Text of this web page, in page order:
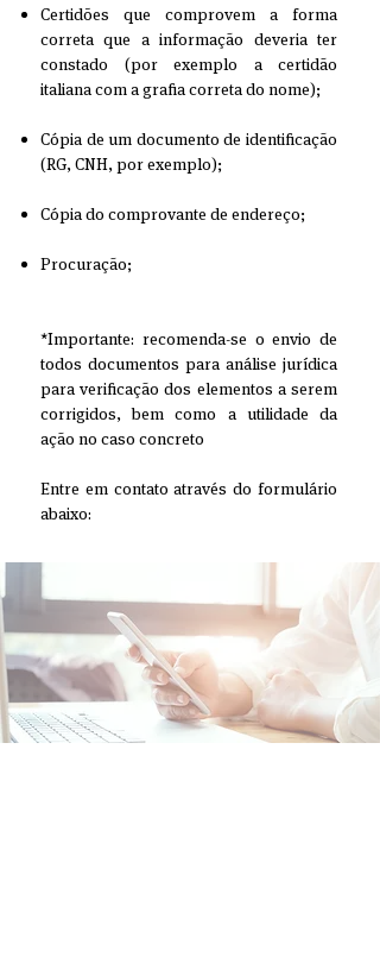
Certidões que comprovem a forma
correta que a informação deveria ter
constado (por exemplo a certidão
italiana com a grafia correta do nome);
​Cópia de um documento de identificação
(RG, CNH, por exemplo);
Cópia do comprovante de endereço;
Procuração;
*Importante: recomenda-se o envio de
todos documentos para análise jurídica
para verificação dos elementos a serem
corrigidos, bem como a utilidade da
ação no caso concreto
Entre em contato através do formulário
abaixo: